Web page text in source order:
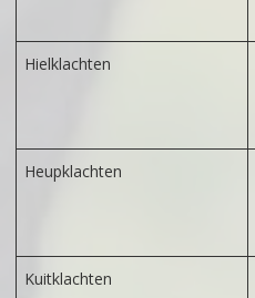
Hielklachten
Heupklachten
Kuitklachten